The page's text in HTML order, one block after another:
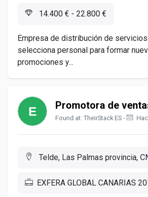
14.400 € - 22.800 €
Empresa de distribución de
selecciona personal para formar
promociones y...
Promotora de
Found at: TheirStack ES -
Telde, Las Palmas provincia,
EXFERA GLOBAL CANARIAS